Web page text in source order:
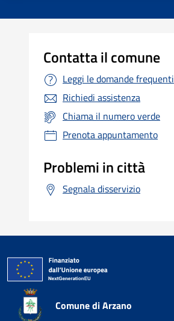
Contatta il comune
Leggi le domande frequenti
Richiedi assistenza
Chiama il numero verde
Prenota appuntamento
Problemi in città
Segnala disservizio
Comune di Arzano